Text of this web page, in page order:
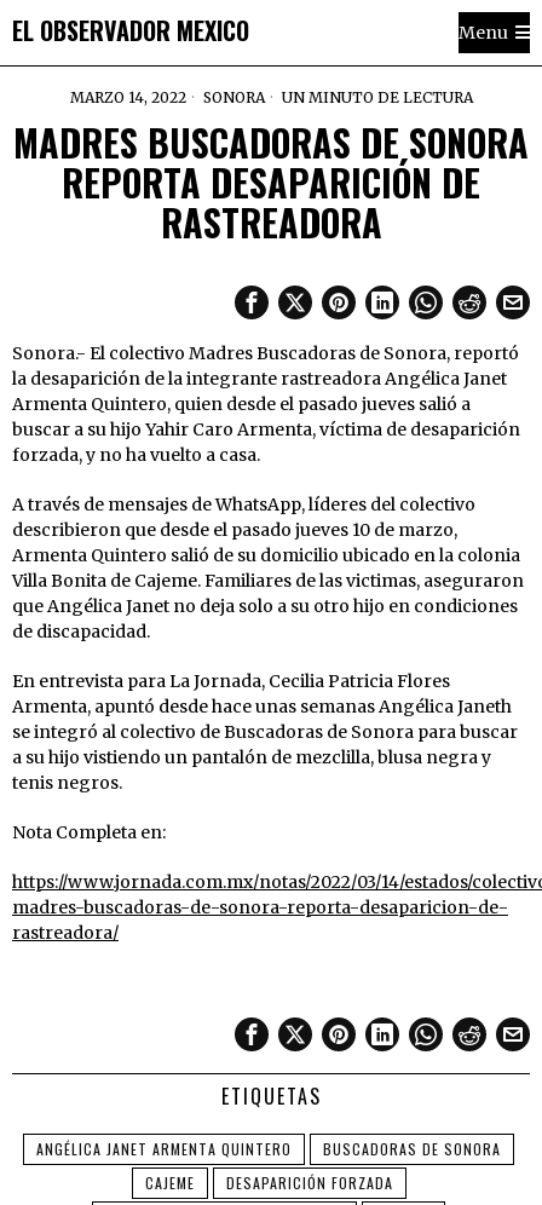
EL OBSERVADOR MEXICO Menu
MARZO 14, 2022 SONORA UN MINUTO DE LECTURA
MADRES BUSCADORAS DE SONORA
REPORTA DESAPARICIÓN DE
RASTREADORA
Sonora.- El colectivo Madres Buscadoras de Sonora, reportó
la desaparición de la integrante rastreadora Angélica Janet
Armenta Quintero, quien desde el pasado jueves salió a
buscar a su hijo Yahir Caro Armenta, víctima de desaparición
forzada, y no ha vuelto a casa.
A través de mensajes de WhatsApp, líderes del colectivo
describieron que desde el pasado jueves 10 de marzo,
Armenta Quintero salió de su domicilio ubicado en la colonia
Villa Bonita de Cajeme. Familiares de las victimas, aseguraron
que Angélica Janet no deja solo a su otro hijo en condiciones
de discapacidad.
En entrevista para La Jornada, Cecilia Patricia Flores
Armenta, apuntó desde hace unas semanas Angélica Janeth
se integró al colectivo de Buscadoras de Sonora para buscar
a su hijo vistiendo un pantalón de mezclilla, blusa negra y
tenis negros.
Nota Completa en:
https://www.jornada.com.mx/notas/2022/03/14/estados/
madres-buscadoras-de-sonora-reporta-desaparicion-de-
rastreadora/
ETIQUETAS
ANGÉLICA JANET ARMENTA QUINTERO
BUSCADORAS DE SONORA
CAJEME
DESAPARICIÓN FORZADA